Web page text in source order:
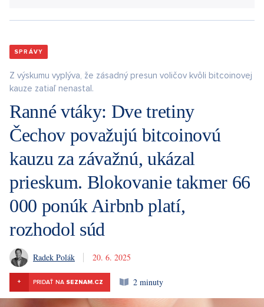
SPRÁVY
Z výskumu vyplýva, že zásadný presun voličov kvôli bitcoinovej
kauze zatiaľ nenastal.
Ranné vtáky: Dve tretiny
Čechov považujú bitcoinovú
kauzu za závažnú, ukázal
prieskum. Blokovanie takmer 66
000 ponúk Airbnb platí,
rozhodol súd
Radek Polák 20. 6. 2025
+ PRIDAŤ NA SEZNAM.CZ 2 minuty